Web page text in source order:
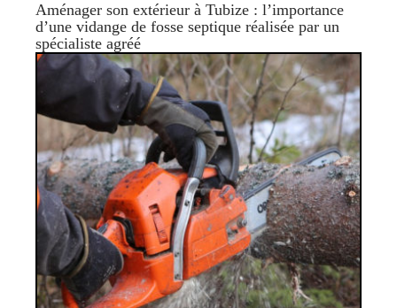
Aménager son extérieur à Tubize : l’importance
d’une vidange de fosse septique réalisée par un
spécialiste agréé